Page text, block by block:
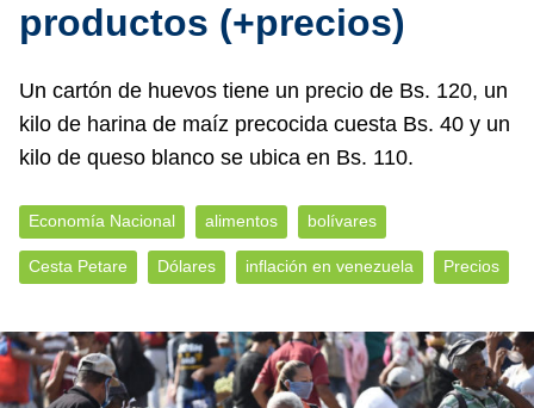
productos (+precios)
Un cartón de huevos tiene un precio de Bs. 120, un
kilo de harina de maíz precocida cuesta Bs. 40 y un
kilo de queso blanco se ubica en Bs. 110.
Economía Nacional alimentos bolívares
Cesta Petare Dólares inflación en venezuela Precios